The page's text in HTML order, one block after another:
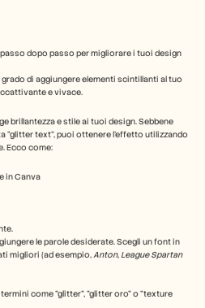
dopo passo per migliorare i tuoi design
di aggiungere elementi scintillanti al tuo
e vivace.
brillantezza e stile ai tuoi design. Sebbene
“glitter text”, puoi ottenere l'effetto utilizzando
Ecco come:
in Canva
le parole desiderate. Scegli un font in
migliori (ad esempio, Anton, League Spartan
come "glitter", "glitter oro" o "texture